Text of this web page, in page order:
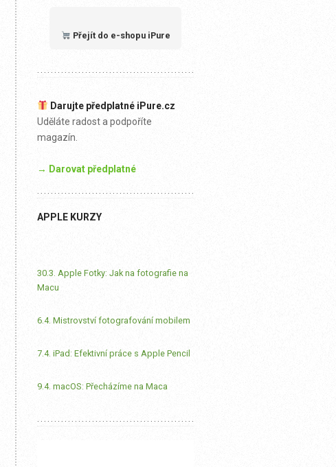
Přejít do e-shopu iPure
Darujte předplatné iPure.cz
Uděláte radost a podpoříte
magazín.
→ Darovat předplatné
APPLE KURZY
30.3. Apple Fotky: Jak na fotografie na
Macu
6.4. Mistrovství fotografování mobilem
7.4. iPad: Efektivní práce s Apple Pencil
9.4. macOS: Přecházíme na Maca